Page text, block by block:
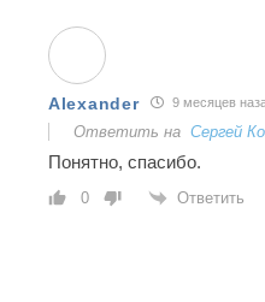
Alexander 9 месяцев
Ответить на Сергей
Понятно, спасибо.
0 Ответить